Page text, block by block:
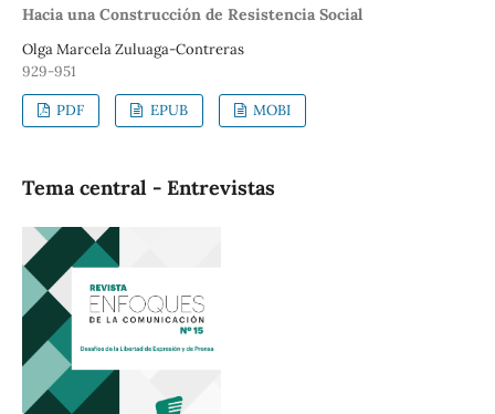
Hacia una Construcción de Resistencia Social
Olga Marcela Zuluaga-Contreras
929-951
PDF EPUB MOBI
Tema central - Entrevistas